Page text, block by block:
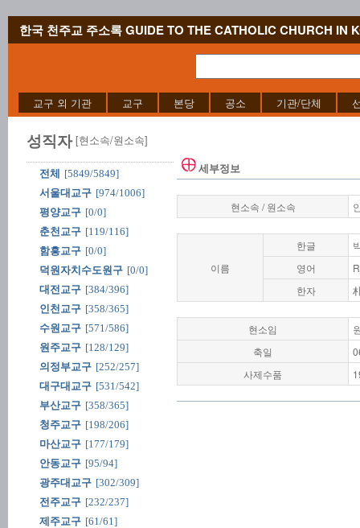
한국 천주교 주소록 GUIDE TO THE CATHOLIC CHURCH IN
교구 외 기관 교구 본당 공소 기관/단체
성직자 [현소속/원소속]
전체
[5849/5849]
서울대교구 [974/1006]
평양교구 [0/0]
춘천교구 [119/116]
함흥교구 [0/0]
덕원자치수도원구 [0/0]
대전교구 [384/396]
인천교구 [358/365]
수원교구 [571/586]
원주교구 [128/129]
의정부교구 [252/257]
대구대교구 [531/542]
부산교구 [358/365]
청주교구 [198/206]
마산교구 [177/179]
안동교구 [95/94]
광주대교구 [302/309]
전주교구 [232/237]
제주교구 [61/61]
세부정보
현소속 / 원소속
이름
한글
영어
한자
현소임
축일
사제수품